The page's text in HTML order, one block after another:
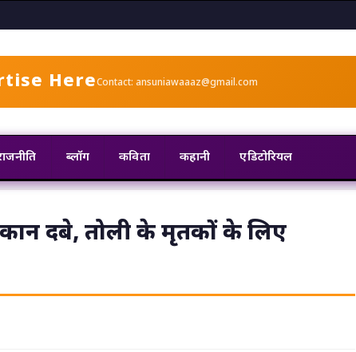
HereContact: ansuniawaaaz@gmail.com
ब्लॉग कविता कहानी एडिटोरियल
दबे, तोली के मृतकों के लिए